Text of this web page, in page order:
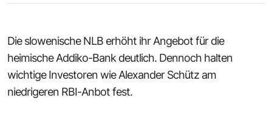
Die slowenische NLB erhöht ihr Angebot für die
heimische Addiko-Bank deutlich. Dennoch halten
wichtige Investoren wie Alexander Schütz am
niedrigeren RBI-Anbot fest.